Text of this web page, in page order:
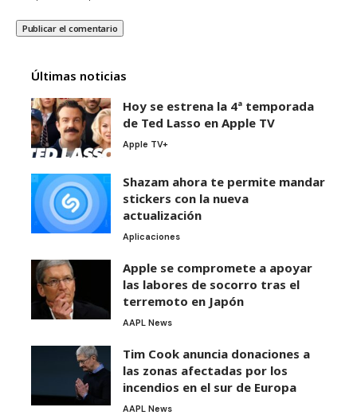
Últimas noticias
Hoy se estrena la 4ª temporada
de Ted Lasso en Apple TV
Apple TV+
Shazam ahora te permite mandar
stickers con la nueva
actualización
Aplicaciones
Apple se compromete a apoyar
las labores de socorro tras el
terremoto en Japón
AAPL News
Tim Cook anuncia donaciones a
las zonas afectadas por los
incendios en el sur de Europa
AAPL News